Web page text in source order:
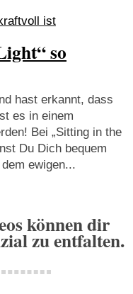
so
hast erkannt, dass
es in einem
Bei „Sitting in the
Du Dich bequem
ewigen...
können dir
zu entfalten.